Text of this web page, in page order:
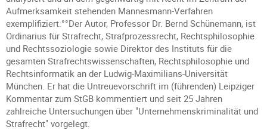
Aufmerksamkeit stehenden Mannesmann-Verfahren
exemplifiziert.°°Der Autor, Professor Dr. Bernd Schünemann, ist
Ordinarius für Strafrecht, Strafprozessrecht, Rechtsphilosophie
und Rechtssoziologie sowie Direktor des Instituts für die
gesamten Strafrechtswissenschaften, Rechtsphilosophie und
Rechtsinformatik an der Ludwig-Maximilians-Universität
München. Er hat die Untreuevorschrift im (führenden) Leipziger
Kommentar zum StGB kommentiert und seit 25 Jahren
zahlreiche Untersuchungen über "Unternehmenskriminalität und
Strafrecht" vorgelegt.